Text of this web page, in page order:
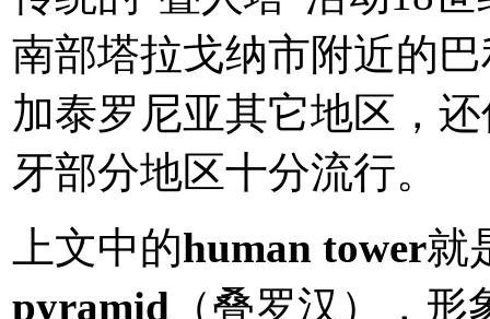
南部塔拉戈纳市附近的
加泰罗尼亚其它地区，
牙部分地区十分流行。
上文中的human tower就
pyramid （叠罗汉），